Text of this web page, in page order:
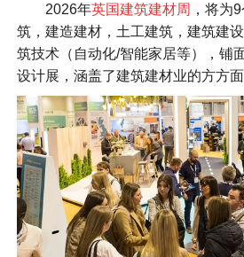
2026年英国建筑建材周 ，将为
筑，建造建材，土工建筑，建筑建
筑技术（自动化/智能家居等），铺
设计展，涵盖了建筑建材业的方方面